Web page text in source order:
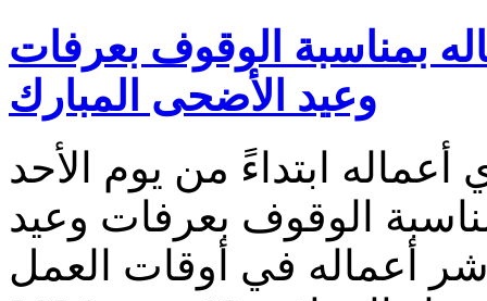
بمناسبة الوقوف بعرفات
وعيد الأضحى المبارك
ابتداءً من يوم الأحد
16 يونيو 2024 بمناسبة الوقوف بعرفات وعيد
أعماله في أوقات العمل